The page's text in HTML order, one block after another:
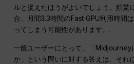
ルと捉えたほうがよいでしょう。頻繁
合、月間3.3時間のFast GPU利用時間
ってしまう可能性があります。.
一般ユーザーにとって、「Midjourney
か」という問いに対する答えは、それ